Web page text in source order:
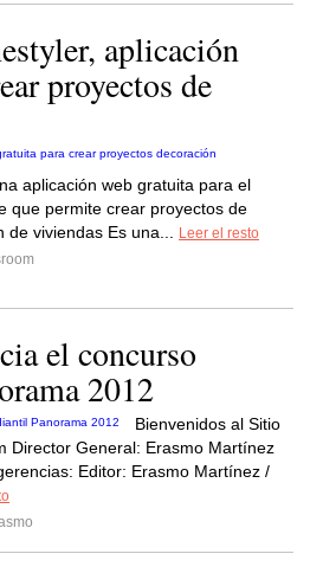
aplicación
proyectos de
aplicación web gratuita para el
que permite crear proyectos de
viviendas Es una...
Leer el resto
el concurso
2012
Bienvenidos al Sitio
Director General: Erasmo Martínez
Editor: Erasmo Martínez /